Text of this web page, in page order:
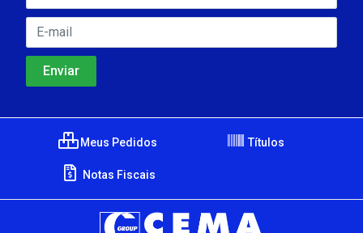
Meus Pedidos Títulos
Notas Fiscais